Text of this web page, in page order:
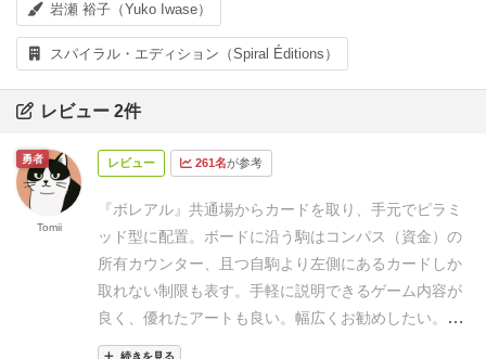
岩瀬 裕子（Yuko Iwase）
スパイラル・エディション（Spiral Éditions）
レビュー 2件
レビュー 261名が参考
『ボレアル』 共通場からカードを取り、手元でピラミ
ッド型に配置。ボードに沿う駒はコンパス（資金）の
所有カウンター、且つ自駒より左側にあるカードしか
取れない制限も表す。手軽に説明できるゲーム内容が
良く、優れたアートも良い。幅広くお勧めしたい。
⇒ ボレアル
続きを見る
勇者
Tomii